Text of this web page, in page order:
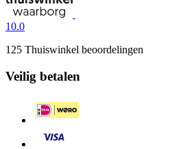
10.0
125 Thuiswinkel beoordelingen
Veilig betalen